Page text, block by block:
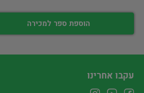
הוספת ספר למכירה
עקבו אחרינו